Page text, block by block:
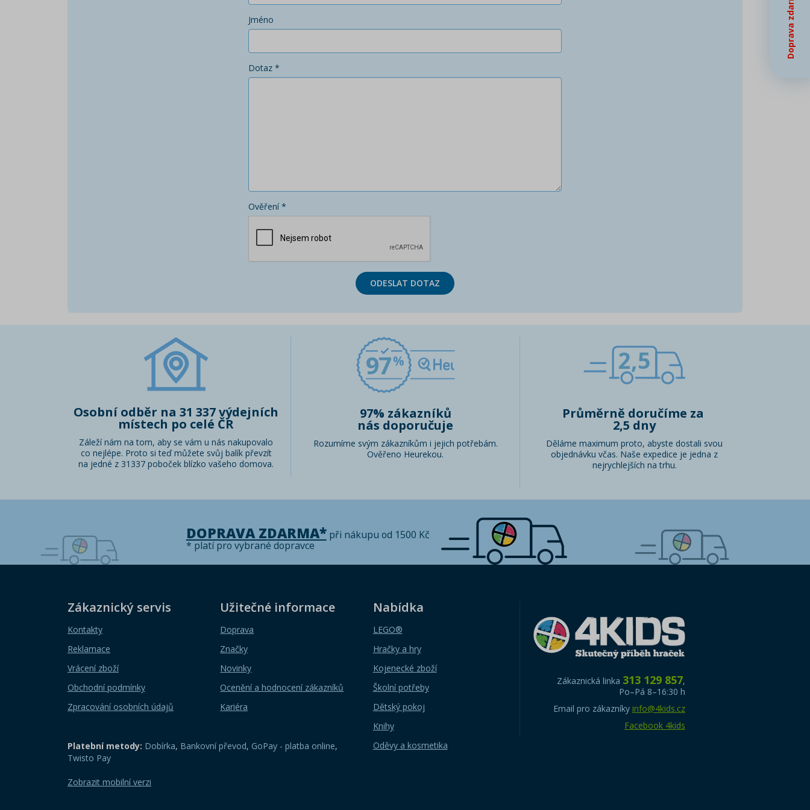
Jméno
Dotaz *
Ověření *
ODESLAT DOTAZ
Osobní odběr na 31 337 výdejních
místech po celé ČR
Záleží nám na tom, aby se vám u nás nakupovalo
co nejlépe. Proto si teď můžete svůj balík převzít
na jedné z 31337 poboček blízko vašeho domova.
97
97% zákazníků
nás doporučuje
Rozumíme svým zákazníkům i jejich potřebám.
Ověřeno Heurekou.
2,5
Průměrně doručíme za
2,5 dny
Děláme maximum proto, abyste dostali svou
objednávku včas. Naše expedice je jedna z
nejrychlejších na trhu.
DOPRAVA ZDARMA*při nákupu od 1500 Kč
* platí pro vybrané dopravce
Zákaznický servis
Kontakty
Reklamace
Vrácení zboží
Obchodní podmínky
Zpracování osobních údajů
Užitečné informace
Doprava
Značky
Novinky
Ocenění a hodnocení zákazníků
Kariéra
Nabídka
LEGO®
Hračky a hry
Kojenecké zboží
Školní potřeby
Dětský pokoj
Knihy
Oděvy a kosmetika
Platební metody: Dobírka, Bankovní převod, GoPay - platba online,
Twisto Pay
Zobrazit mobilní verzi
Zákaznická linka 313 129 857,
Po–Pá 8–16:30 h
Email pro zákazníky info@4kids.cz
Facebook 4kids
Doprava zdarma